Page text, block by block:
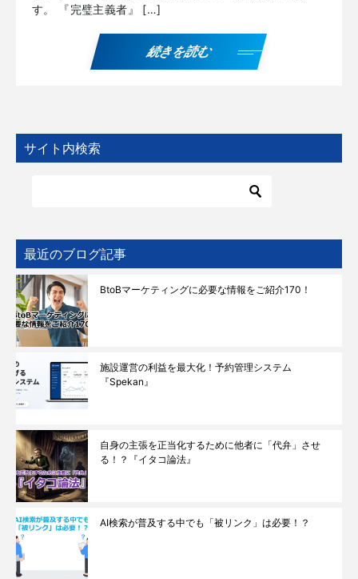
す。 『完璧主義者』 […]
続きを読む
サイト内検索
最近のブログ記事
BtoBマーケティングに必要な情報をご紹介170！
施設運営の利益を最大化！予約管理システム
『Spekan』
自身の主張を正当化するために他者に「代弁」させ
る！？『イタコ論法』
AI検索が普及する中でも「被リンク」は必要！？